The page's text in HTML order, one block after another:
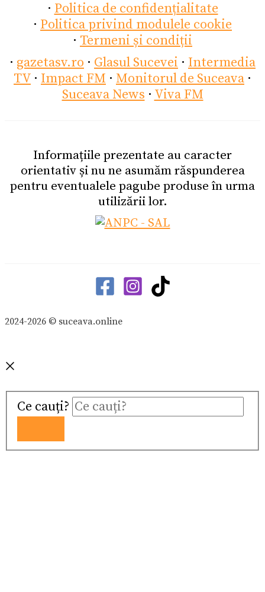
· Politica de confidențialitate
· Politica privind modulele cookie
· Termeni și condiții
· gazetasv.ro · Glasul Sucevei · Intermedia
TV · Impact FM · Monitorul de Suceava ·
Suceava News · Viva FM
Informațiile prezentate au caracter
orientativ și nu ne asumăm răspunderea
pentru eventualele pagube produse în urma
utilizării lor.
2024-2026 © suceava.online
Ce cauți?